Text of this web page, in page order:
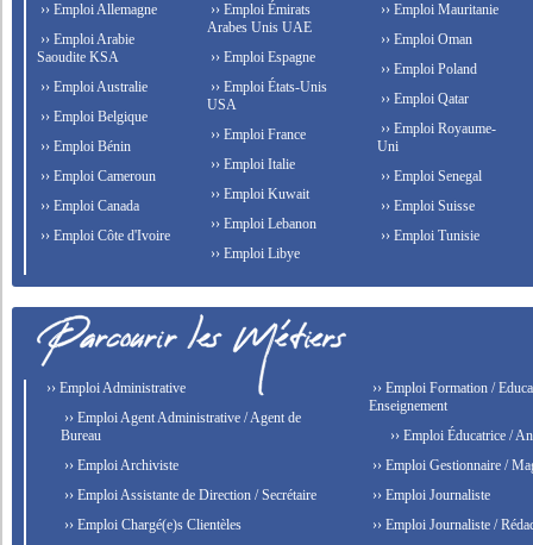
›› Emploi Allemagne
›› Emploi Arabie
Saoudite KSA
›› Emploi Australie
›› Emploi Belgique
›› Emploi Bénin
›› Emploi Cameroun
›› Emploi Canada
›› Emploi Côte d'Ivoire
›› Emploi Émirats
Arabes Unis UAE
›› Emploi Espagne
›› Emploi États-Unis
USA
›› Emploi France
›› Emploi Italie
›› Emploi Kuwait
›› Emploi Lebanon
›› Emploi Libye
›› Emploi Mauritanie
›› Emploi Oman
›› Emploi Poland
›› Emploi Qatar
›› Emploi Royaume-
Uni
›› Emploi Senegal
›› Emploi Suisse
›› Emploi Tunisie
›› Emploi Administrative
›› Emploi Agent Administrative / Agent de
Bureau
›› Emploi Archiviste
›› Emploi Assistante de Direction / Secrétaire
›› Emploi Chargé(e)s Clientèles
›› Emploi Formation /
Enseignement
›› Emploi Éducatrice /
›› Emploi Gestionnaire /
›› Emploi Journaliste
›› Emploi Journaliste /